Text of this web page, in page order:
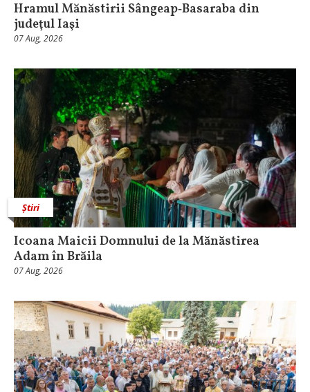
Hramul Mănăstirii Sângeap‑Basaraba din
judeţul Iaşi
07 Aug, 2026
Știri
Icoana Maicii Domnului de la Mănăstirea
Adam în Brăila
07 Aug, 2026